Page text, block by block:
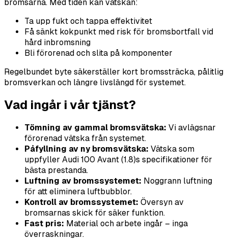
bromsarna. Med tiden kan vätskan:
Ta upp fukt och tappa effektivitet
Få sänkt kokpunkt med risk för bromsbortfall vid
hård inbromsning
Bli förorenad och slita på komponenter
Regelbundet byte säkerställer kort bromssträcka, pålitlig
bromsverkan och längre livslängd för systemet.
Vad ingår i vår tjänst?
Tömning av gammal bromsvätska: Vi avlägsnar
förorenad vätska från systemet.
Påfyllning av ny bromsvätska: Vätska som
uppfyller Audi 100 Avant (1.8)s specifikationer för
bästa prestanda.
Luftning av bromssystemet: Noggrann luftning
för att eliminera luftbubblor.
Kontroll av bromssystemet: Översyn av
bromsarnas skick för säker funktion.
Fast pris: Material och arbete ingår – inga
överraskningar.